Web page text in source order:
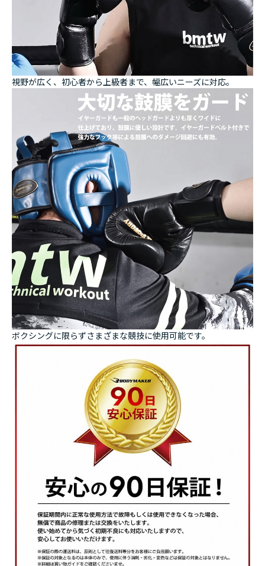
視野が広く、初心者から上級者まで、幅広いニーズに対応。
ボクシングに限らずさまざまな競技に使用可能です。